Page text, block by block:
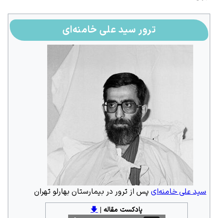
ترور سید علی خامنه‌ای
سید علی خامنه‌ای پس از ترور در بیمارستان بهارلو تهران
پادکست مقاله|
🡇